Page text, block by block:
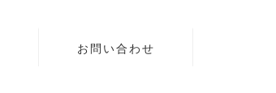
お問い合わせ